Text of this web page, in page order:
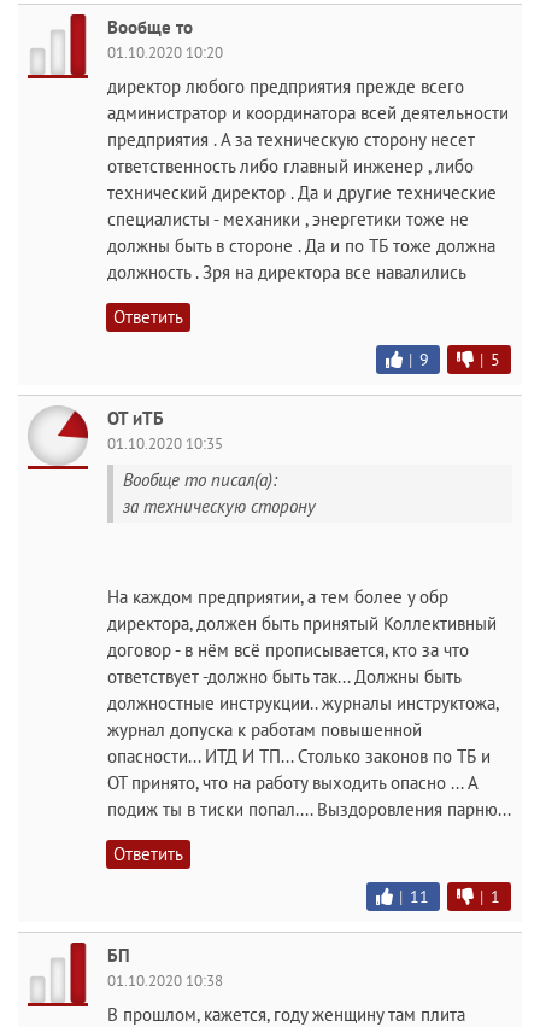
Вообще то
01.10.2020 10:20
директор любого предприятия прежде всего
администратор и координатора всей деятельности
предприятия . А за техническую сторону несет
ответственность либо главный инженер , либо
технический директор . Да и другие технические
специалисты - механики , энергетики тоже не
должны быть в стороне . Да и по ТБ тоже должна
должность . Зря на директора все навалились
Ответить
| 9 | 5
ОТ иТБ
01.10.2020 10:35
Вообще то писал(а):
за техническую сторону
На каждом предприятии, а тем более у обр
директора, должен быть принятый Коллективный
договор - в нём всё прописывается, кто за что
ответствует -должно быть так... Должны быть
должностные инструкции.. журналы инструктожа,
журнал допуска к работам повышенной
опасности... ИТД И ТП... Столько законов по ТБ и
ОТ принято, что на работу выходить опасно ... А
подиж ты в тиски попал.... Выздоровления парню...
Ответить
| 11 | 1
БП
01.10.2020 10:38
В прошлом, кажется, году женщину там плита